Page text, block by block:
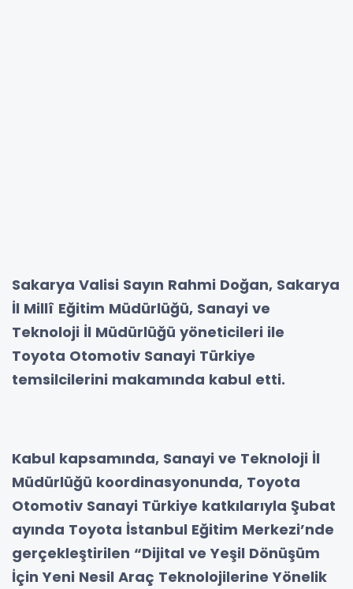
Sakarya Valisi Sayın Rahmi Doğan, Sakarya
İl Millî Eğitim Müdürlüğü, Sanayi ve
Teknoloji İl Müdürlüğü yöneticileri ile
Toyota Otomotiv Sanayi Türkiye
temsilcilerini makamında kabul etti.
Kabul kapsamında, Sanayi ve Teknoloji İl
Müdürlüğü koordinasyonunda, Toyota
Otomotiv Sanayi Türkiye katkılarıyla Şubat
ayında Toyota İstanbul Eğitim Merkezi’nde
gerçekleştirilen “Dijital ve Yeşil Dönüşüm
İçin Yeni Nesil Araç Teknolojilerine Yönelik